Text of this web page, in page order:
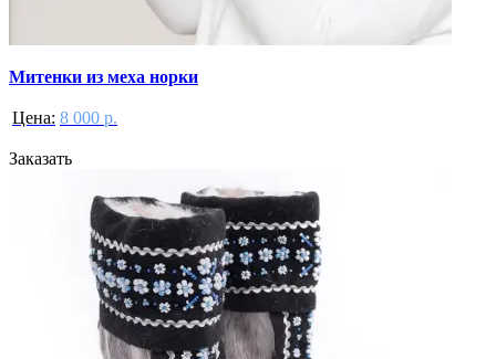
Митенки из меха норки
Цена: 8 000 р.
Заказать